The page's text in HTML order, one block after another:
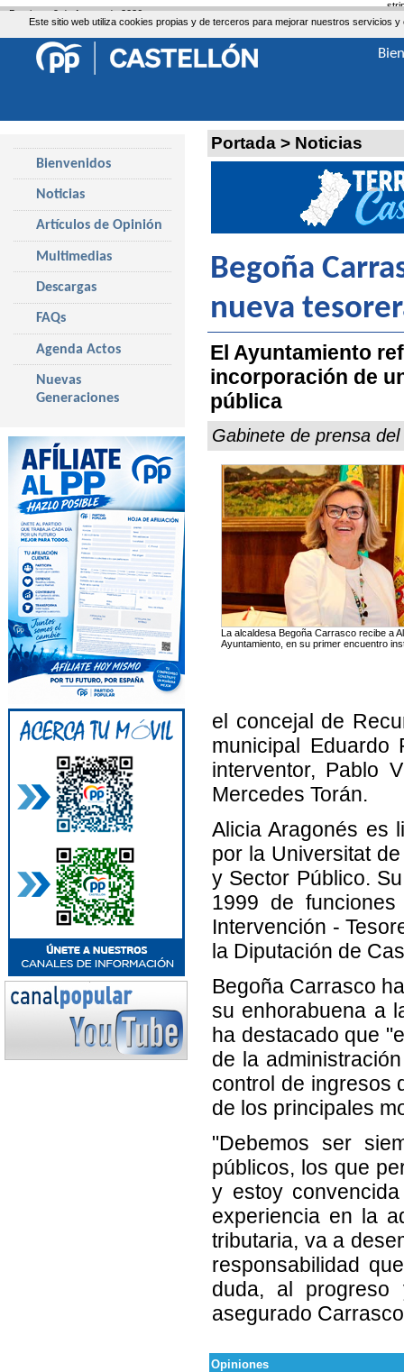
Este sitio web utiliza cookies propias y de terceros para mejorar nuestros servicios
Portada > Noticias
Begoña
nueva
El Ayuntamiento
incorporación de
pública
Gabinete de prensa
La alcaldesa Begoña Carrasco recibe a
Ayuntamiento, en su primer encuentro
el concejal de
municipal
interventor, Pablo
Mercedes Torán.
Alicia Aragonés es
por la Universitat
y Sector Público.
1999 de
Intervención -
la Diputación de
Begoña Carrasco
su enhorabuena a
ha destacado que
de la
control de ingresos
de los principales
"Debemos ser
públicos, los que
y estoy
experiencia en la
tributaria, va a
responsabilidad
duda, al
asegurado
Opiniones
Bienvenidos
Noticias
Artículos de Opinión
Multimedias
Descargas
FAQs
Agenda Actos
Nuevas
Generaciones
Domingo, 9 de Agosto de 2026